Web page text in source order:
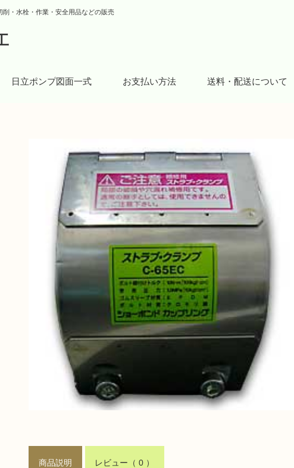
・水栓・作業・安全用品などの販売
日立ポンプ図面一式 お支払い方法 送料・配送について
商品説明 レビュー （ 0 ）